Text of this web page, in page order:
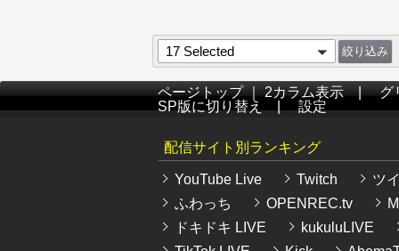
17 Selected
ページトップ｜2カラム表示|グ
SP版に切り替え
設定
配信サイト別ランキング
YouTube Live Twitch
ツ
ふわっち
OPENREC.tv
ドキドキ LIVE
kukuluLIVE